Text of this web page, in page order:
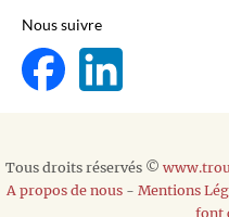
Nous suivre
Tous droits réservés ©
A propos de nous- Mentions
font